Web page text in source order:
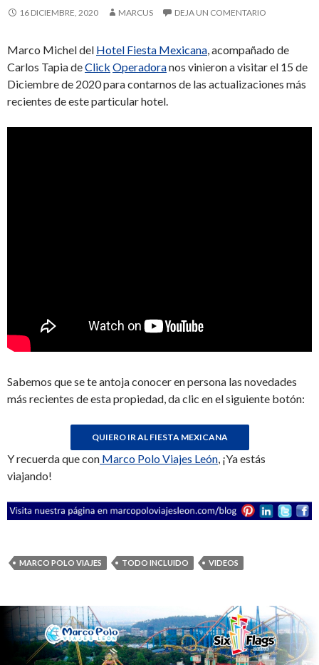
16 DICIEMBRE, 2020 MARCUS DEJA UN COMENTARIO
Marco Michel del Hotel Fiesta Mexicana , acompañado de
Carlos Tapia deClick Operadoranos vinieron a visitar el 15 de
Diciembre de 2020 para contarnos de las actualizaciones más
recientes de este particular hotel.
Sabemos que se te antoja conocer en persona las novedades
más recientes de esta propiedad, da clic en el siguiente botón:
Y recuerda que con Marco Polo Viajes León , ¡Ya estás
viajando!
MARCO POLO VIAJES TODO INCLUIDO VIDEOS